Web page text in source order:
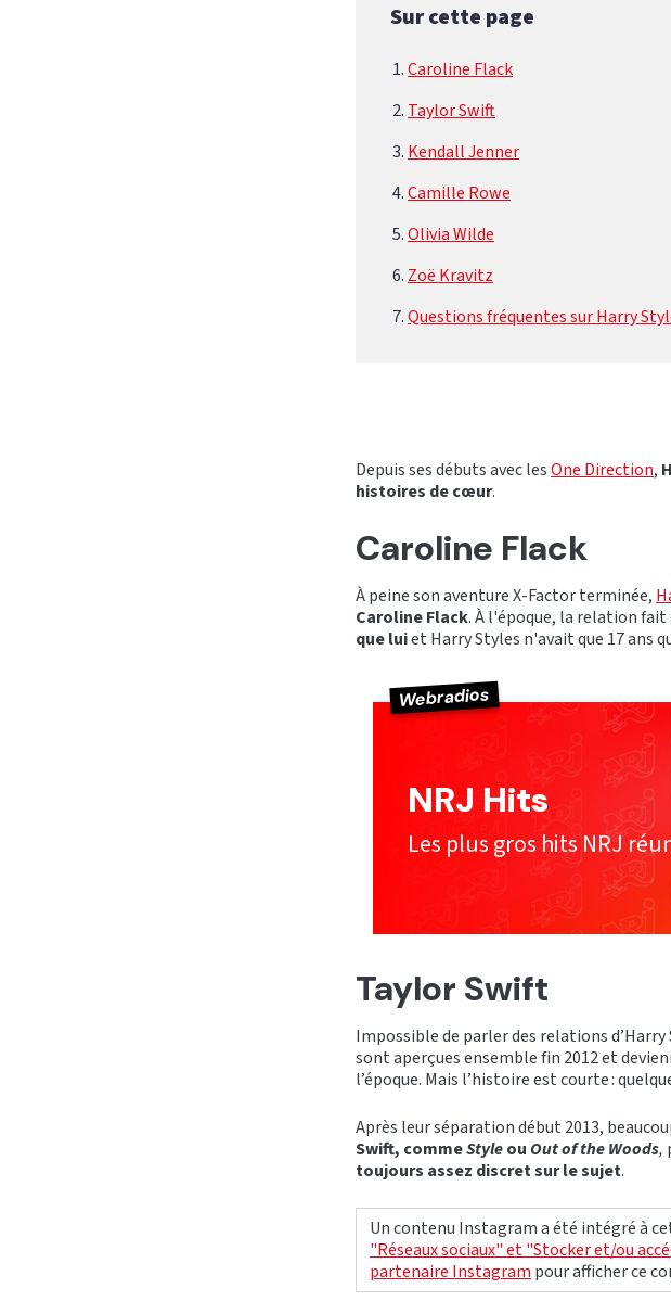
Sur cette page
Caroline Flack
Taylor Swift
Kendall Jenner
Camille Rowe
Olivia Wilde
Zoë Kravitz
Questions fréquentes sur Harry
Depuis ses débuts avec lesOne Direction,
histoires de cœur.
Caroline Flack
À peine son aventure X-Factor terminée,
Caroline Flack. À l'époque, la relation fait
que luiet Harry Styles n'avait que 17 ans
Webradios
NRJ Hits
Les plus gros hits NRJ
Taylor Swift
Impossible de parler des relations d’Harry
sont aperçues ensemble fin 2012 et
l’époque. Mais l’histoire est courte :
Après leur séparation début 2013,
Swift, commeStyleou Out of the Woods,
toujours assez discret sur le sujet.
Un contenu Instagram a été intégré à
"Réseaux sociaux" et "Stocker et/ou
partenaire Instagram pour afficher ce